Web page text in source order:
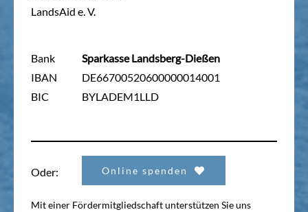
LandsAid e. V.
Bank
IBAN
BIC
Sparkasse Landsberg-Dießen
DE66700520600000014001
BYLADEM1LLD
Oder: Online spenden
Mit einer Fördermitgliedschaft unterstützen Sie uns